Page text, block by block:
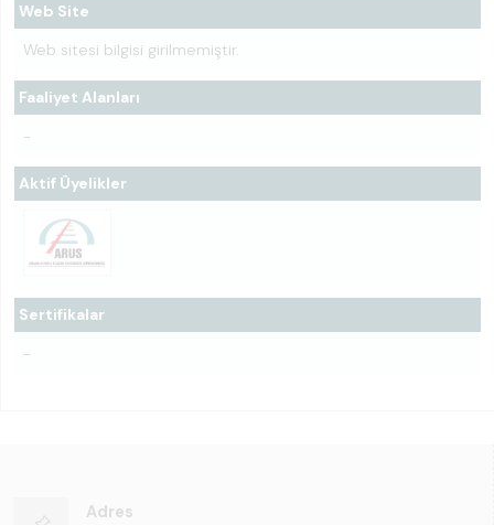
Web Site
Web sitesi bilgisi girilmemiştir.
Faaliyet Alanları
-
Aktif Üyelikler
Sertifikalar
-
Adres